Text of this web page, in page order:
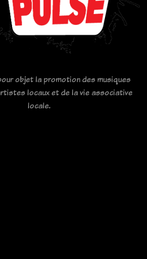
objet la promotion des musiques
locaux et de la vie associative
locale.